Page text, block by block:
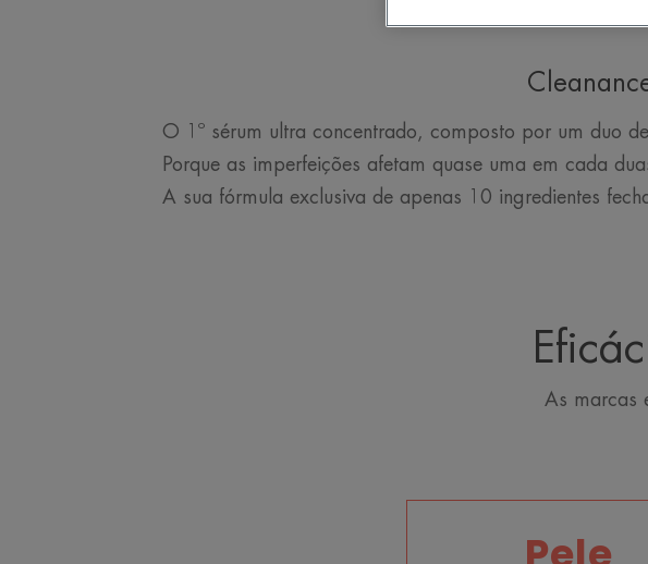
O 1º sérum ultra concentrado, composto por um duo
Porque as imperfeições afetam quase uma em cada
A sua fórmula exclusiva de apenas 10 ingredientes
As marcas